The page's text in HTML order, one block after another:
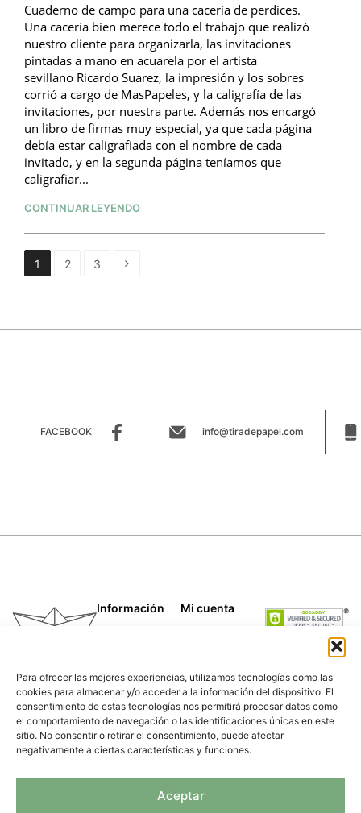
Para ofrecer las mejores experiencias, utilizamos tecnologías como las
cookies para almacenar y/o acceder a la información del dispositivo. El
consentimiento de estas tecnologías nos permitirá procesar datos como
el comportamiento de navegación o las identificaciones únicas en este
sitio. No consentir o retirar el consentimiento, puede afectar
negativamente a ciertas características y funciones.
Aceptar
Cuaderno de campo para una cacería de perdices.
Una cacería bien merece todo el trabajo que realizó
nuestro cliente para organizarla, las invitaciones
pintadas a mano en acuarela por el artista
sevillano Ricardo Suarez, la impresión y los sobres
corrió a cargo de MasPapeles, y la caligrafía de las
invitaciones, por nuestra parte. Además nos encargó
un libro de firmas muy especial, ya que cada página
debía estar caligrafiada con el nombre de cada
invitado, y en la segunda página teníamos que
caligrafiar...
CONTINUAR LEYENDO
1 2
3
FACEBOOK info@tiradepapel.com
Información
Papeles
Caligrafía
Para empresas
Nosotras
Política de
Mi cuenta
personales